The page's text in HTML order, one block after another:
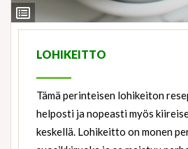
View
Ingredients
LOHIKEITTO
Tämä perinteisen lohikeiton
helposti ja nopeasti myös
keskellä. Lohikeitto on monen